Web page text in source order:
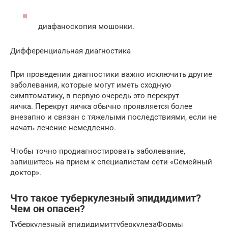
диафаноскопия мошонки.
Дифференциальная диагностика
При проведении диагностики важно исключить другие
заболевания, которые могут иметь сходную
симптоматику, в первую очередь это перекрут
яичка. Перекрут яичка обычно проявляется более
внезапно и связан с тяжелыми последствиями, если не
начать лечение немедленно.
Чтобы точно продиагностировать заболевание,
запишитесь на прием к специалистам сети «Семейный
доктор».
Что такое туберкулезный эпидидимит?
Чем он опасен?
Туберкулезный эпидидимиттуберкулезаФормы